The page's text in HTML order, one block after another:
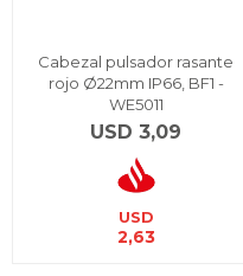
Cabezal pulsador rasante
rojo Ø22mm IP66, BF1 -
WE5011
USD 3,09
USD
2,63